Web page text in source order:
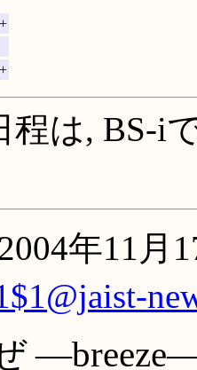
程は, BS-i
年11月